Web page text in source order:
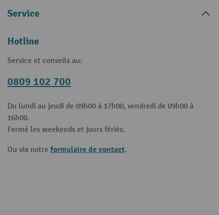
Service
Hotline
Service et conseils au:
0809 102 700
Du lundi au jeudi de 09h00 à 17h00, vendredi de 09h00 à
16h00.
Fermé les weekends et jours fériés.
Ou via notre formulaire de contact.